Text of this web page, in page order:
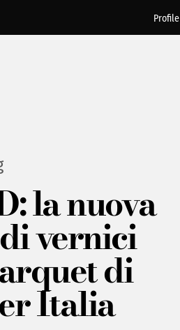
Profile
la nuova
vernici
di
Italia